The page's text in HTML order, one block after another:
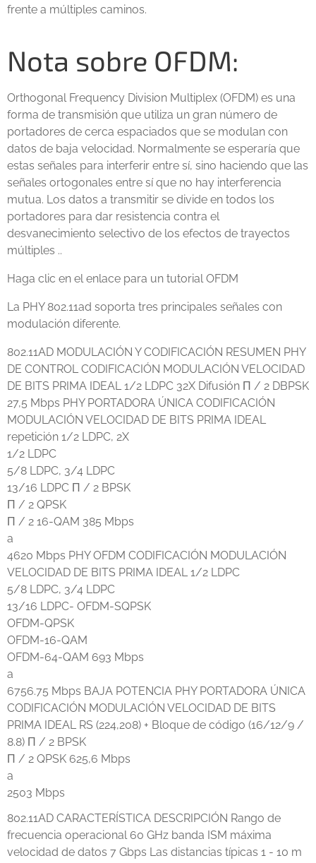
frente a múltiples caminos.
Nota sobre OFDM:
Orthogonal Frequency Division Multiplex (OFDM) es una
forma de transmisión que utiliza un gran número de
portadores de cerca espaciados que se modulan con
datos de baja velocidad. Normalmente se esperaría que
estas señales para interferir entre sí, sino haciendo que las
señales ortogonales entre sí que no hay interferencia
mutua. Los datos a transmitir se divide en todos los
portadores para dar resistencia contra el
desvanecimiento selectivo de los efectos de trayectos
múltiples ..
Haga clic en el enlace para un tutorial OFDM
La PHY 802.11ad soporta tres principales señales con
modulación diferente.
802.11AD MODULACIÓN Y CODIFICACIÓN RESUMEN PHY
DE CONTROL CODIFICACIÓN MODULACIÓN VELOCIDAD
DE BITS PRIMA IDEAL 1/2 LDPC 32X Difusión Π / 2 DBPSK
27,5 Mbps PHY PORTADORA ÚNICA CODIFICACIÓN
MODULACIÓN VELOCIDAD DE BITS PRIMA IDEAL
repetición 1/2 LDPC, 2X
1/2 LDPC
5/8 LDPC, 3/4 LDPC
13/16 LDPC Π / 2 BPSK
Π / 2 QPSK
Π / 2 16-QAM 385 Mbps
a
4620 Mbps PHY OFDM CODIFICACIÓN MODULACIÓN
VELOCIDAD DE BITS PRIMA IDEAL 1/2 LDPC
5/8 LDPC, 3/4 LDPC
13/16 LDPC- OFDM-SQPSK
OFDM-QPSK
OFDM-16-QAM
OFDM-64-QAM 693 Mbps
a
6756.75 Mbps BAJA POTENCIA PHY PORTADORA ÚNICA
CODIFICACIÓN MODULACIÓN VELOCIDAD DE BITS
PRIMA IDEAL RS (224,208) + Bloque de código (16/12/9 /
8.8) Π / 2 BPSK
Π / 2 QPSK 625,6 Mbps
a
2503 Mbps
802.11AD CARACTERÍSTICA DESCRIPCIÓN Rango de
frecuencia operacional 60 GHz banda ISM máxima
velocidad de datos 7 Gbps Las distancias típicas 1 - 10 m